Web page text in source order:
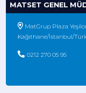
MATSET GENEL
MatGrup Plaza
Kağıthane/İstanbul/
0212 270 05 95